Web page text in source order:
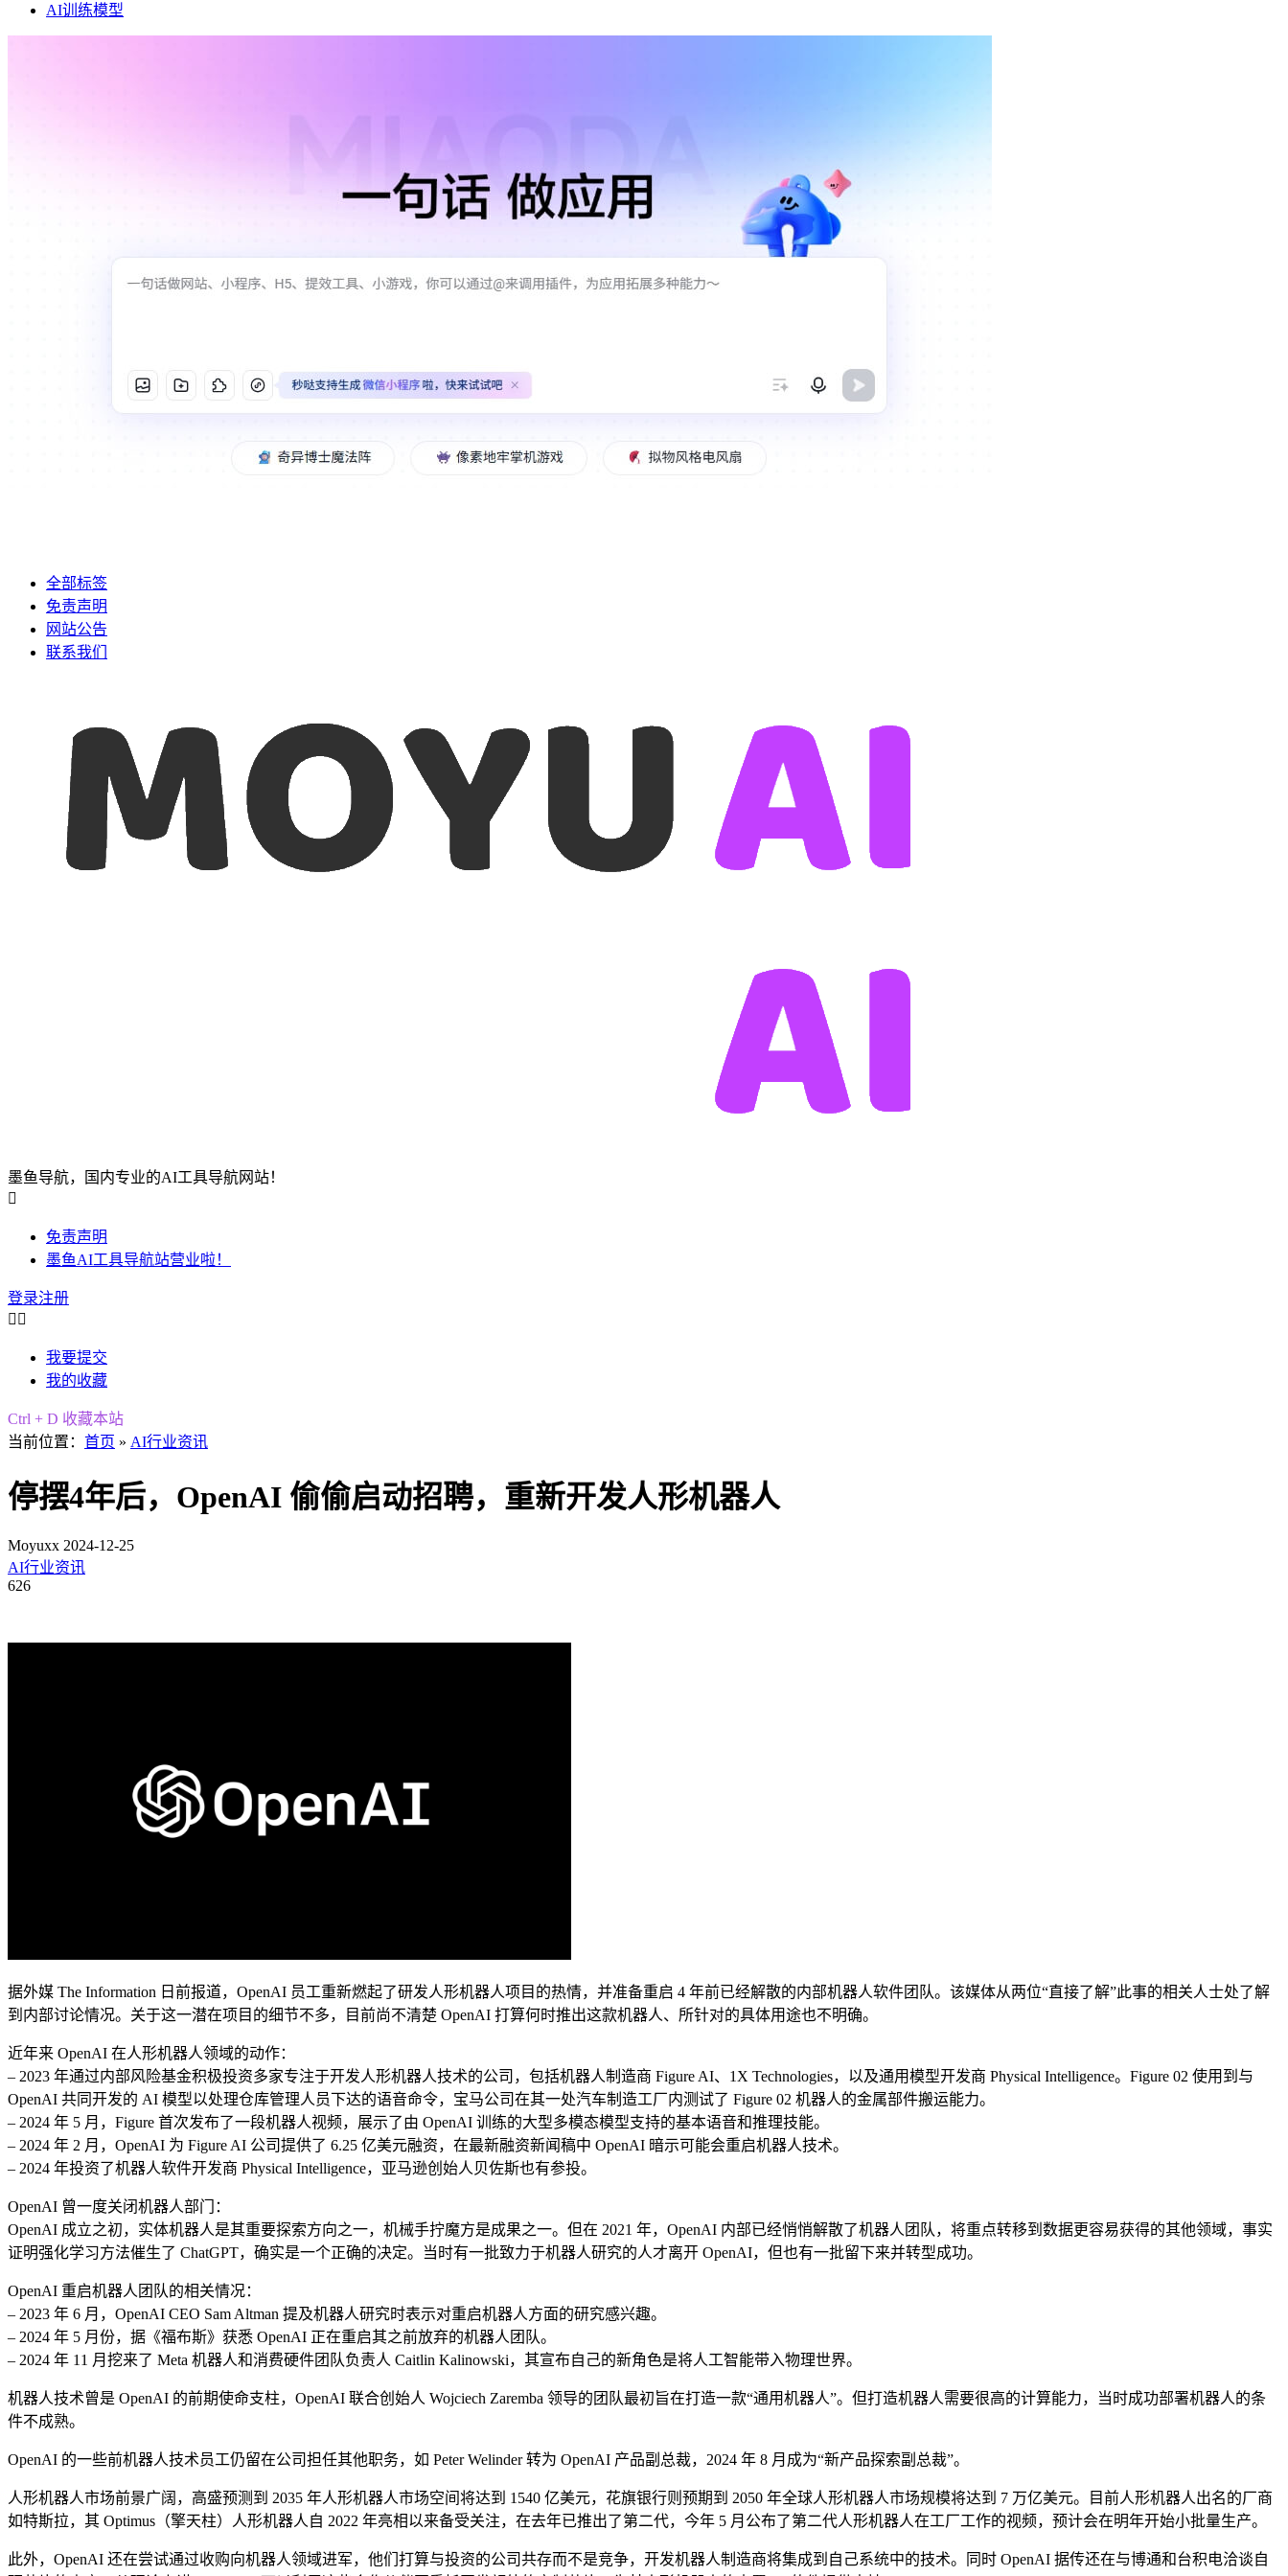
AI训练模型
全部标签
免责声明
网站公告
联系我们
墨鱼导航，国内专业的AI工具导航网站！

免责声明
墨鱼AI工具导航站营业啦！
登录注册
 
我要提交
我的收藏
Ctrl + D 收藏本站
当前位置： 首页 » AI行业资讯
停摆4年后，OpenAI 偷偷启动招聘，重新开发人形机器人
Moyuxx 2024-12-25
AI行业资讯
626
据外媒 The Information 日前报道，OpenAI 员工重新燃起了研发人形机器人项目的热情，并准备重启 4 年前已经解散的内部机器人软件团队。该媒体从两位“直接了解”此事的相关人士处了解
到内部讨论情况。关于这一潜在项目的细节不多，目前尚不清楚 OpenAI 打算何时推出这款机器人、所针对的具体用途也不明确。
近年来 OpenAI 在人形机器人领域的动作：
– 2023 年通过内部风险基金积极投资多家专注于开发人形机器人技术的公司，包括机器人制造商 Figure AI、1X Technologies，以及通用模型开发商 Physical Intelligence。Figure 02 使用到与
OpenAI 共同开发的 AI 模型以处理仓库管理人员下达的语音命令，宝马公司在其一处汽车制造工厂内测试了 Figure 02 机器人的金属部件搬运能力。
– 2024 年 5 月，Figure 首次发布了一段机器人视频，展示了由 OpenAI 训练的大型多模态模型支持的基本语音和推理技能。
– 2024 年 2 月，OpenAI 为 Figure AI 公司提供了 6.25 亿美元融资，在最新融资新闻稿中 OpenAI 暗示可能会重启机器人技术。
– 2024 年投资了机器人软件开发商 Physical Intelligence，亚马逊创始人贝佐斯也有参投。
OpenAI 曾一度关闭机器人部门：
OpenAI 成立之初，实体机器人是其重要探索方向之一，机械手拧魔方是成果之一。但在 2021 年，OpenAI 内部已经悄悄解散了机器人团队，将重点转移到数据更容易获得的其他领域，事实
证明强化学习方法催生了 ChatGPT，确实是一个正确的决定。当时有一批致力于机器人研究的人才离开 OpenAI，但也有一批留下来并转型成功。
OpenAI 重启机器人团队的相关情况：
– 2023 年 6 月，OpenAI CEO Sam Altman 提及机器人研究时表示对重启机器人方面的研究感兴趣。
– 2024 年 5 月份，据《福布斯》获悉 OpenAI 正在重启其之前放弃的机器人团队。
– 2024 年 11 月挖来了 Meta 机器人和消费硬件团队负责人 Caitlin Kalinowski，其宣布自己的新角色是将人工智能带入物理世界。
机器人技术曾是 OpenAI 的前期使命支柱，OpenAI 联合创始人 Wojciech Zaremba 领导的团队最初旨在打造一款“通用机器人”。但打造机器人需要很高的计算能力，当时成功部署机器人的条
件不成熟。
OpenAI 的一些前机器人技术员工仍留在公司担任其他职务，如 Peter Welinder 转为 OpenAI 产品副总裁，2024 年 8 月成为“新产品探索副总裁”。
人形机器人市场前景广阔，高盛预测到 2035 年人形机器人市场空间将达到 1540 亿美元，花旗银行则预期到 2050 年全球人形机器人市场规模将达到 7 万亿美元。目前人形机器人出名的厂商
如特斯拉，其 Optimus（擎天柱）人形机器人自 2022 年亮相以来备受关注，在去年已推出了第二代，今年 5 月公布了第二代人形机器人在工厂工作的视频，预计会在明年开始小批量生产。
此外，OpenAI 还在尝试通过收购向机器人领域进军，他们打算与投资的公司共存而不是竞争，开发机器人制造商将集成到自己系统中的技术。同时 OpenAI 据传还在与博通和台积电洽谈自